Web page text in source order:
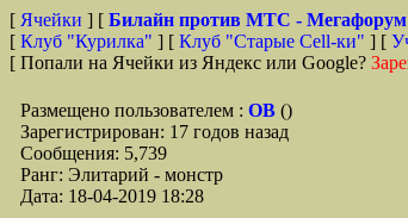
[ Ячейки ] [ Билайн против МТС - Мегафорум
[ Клуб "Курилка" ] [ Клуб "Старые Сell-ки" ] [
[ Попали на Ячейки из Яндекс или Google?
Размещено пользователем : ОВ ()
Зарегистрирован: 17 годов назад
Сообщения: 5,739
Ранг: Элитарий - монстр
Дата: 18-04-2019 18:28